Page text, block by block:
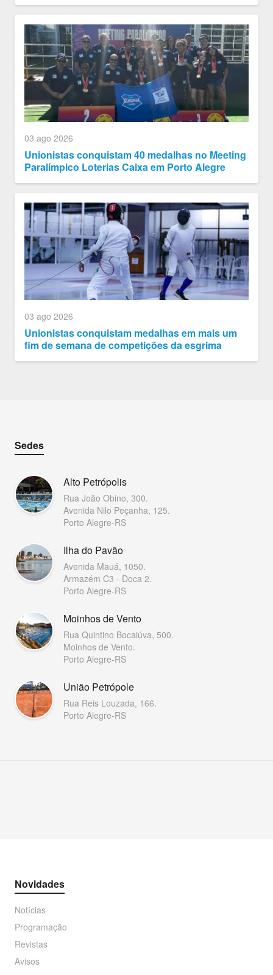
03 ago 2026
Unionistas conquistam 40 medalhas no Meeting
Paralímpico Loterias Caixa em Porto Alegre
03 ago 2026
Unionistas conquistam medalhas em mais um
fim de semana de competições da esgrima
Sedes
Alto Petrópolis
Rua João Obino, 300.
Avenida Nilo Peçanha, 125.
Porto Alegre-RS
Ilha do Pavão
Avenida Mauá, 1050.
Armazém C3 - Doca 2.
Porto Alegre-RS
Moinhos de Vento
Rua Quintino Bocaiúva, 500.
Moinhos de Vento.
Porto Alegre-RS
União Petrópole
Rua Reis Louzada, 166.
Porto Alegre-RS
Novidades
Notícias
Programação
Revistas
Avisos